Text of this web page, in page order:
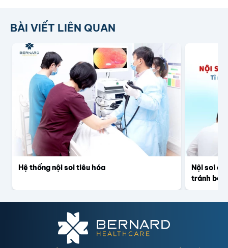
BÀI VIẾT LIÊN QUAN
Hệ thống nội soi tiêu hóa
Nội soi
tránh bỏ